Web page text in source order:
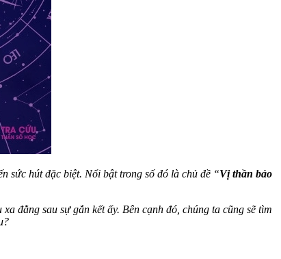
sức hút đặc biệt. Nổi bật trong số đó là chủ đề “Vị thần bảo
đằng sau sự gắn kết ấy. Bên cạnh đó, chúng ta cũng sẽ tìm